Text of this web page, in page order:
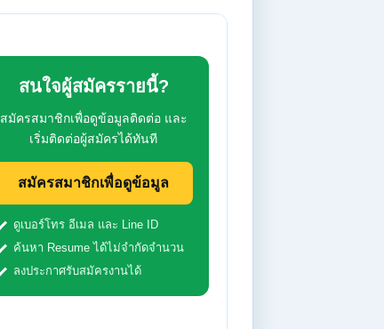
สนใจผู้สมัครรายนี้?
สมัครสมาชิกเพื่อดูข้อมูลติดต่อ และ
เริ่มติดต่อผู้สมัครได้ทันที
สมัครสมาชิกเพื่อดูข้อมูล
ดูเบอร์โทร อีเมล และ Line ID
ค้นหา Resume ได้ไม่จำกัดจำนวน
ลงประกาศรับสมัครงานได้